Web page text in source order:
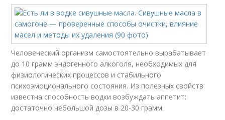
Человеческий организм самостоятельно вырабатывает
до 10 грамм эндогенного алкоголя, необходимых для
физиологических процессов и стабильного
психоэмоционального состояния. Из полезных свойств
известна способность водки возбуждать аппетит:
достаточно небольшой дозы в 20-30 грамм.